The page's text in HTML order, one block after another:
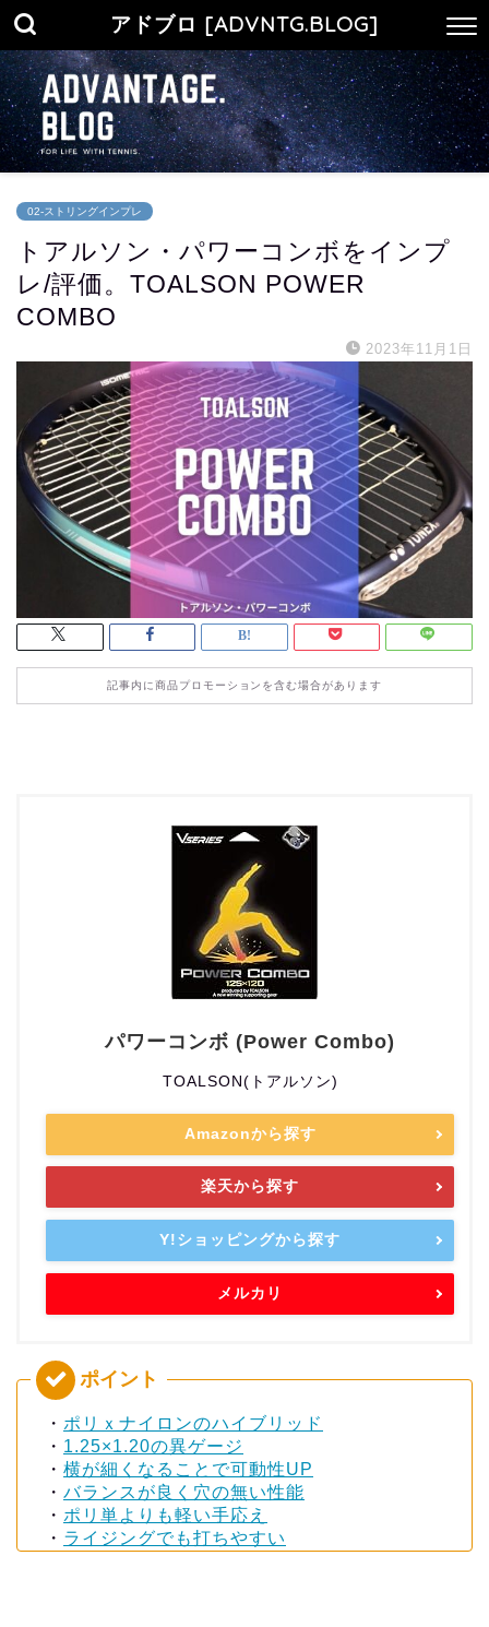
アドブロ [ADVNTG.BLOG]
02-ストリングインプレ
トアルソン・パワーコンボをインプ
レ/評価。TOALSON POWER
COMBO
2023年11月1日
記事内に商品プロモーションを含む場合があります
パワーコンボ (Power Combo)
TOALSON(トアルソン)
Amazonから探す
楽天から探す
Y!ショッピングから探す
メルカリ
・ ポリｘナイロンのハイブリッド
・ 1.25×1.20の異ゲージ
・ 横が細くなることで可動性UP
・ バランスが良く穴の無い性能
・ ポリ単よりも軽い手応え
・ ライジングでも打ちやすい